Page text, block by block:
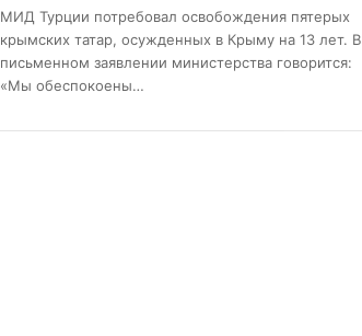
МИД Турции потребовал освобождения пятерых
крымских татар, осужденных в Крыму на 13 лет. В
письменном заявлении министерства говорится:
«Мы обеспокоены…